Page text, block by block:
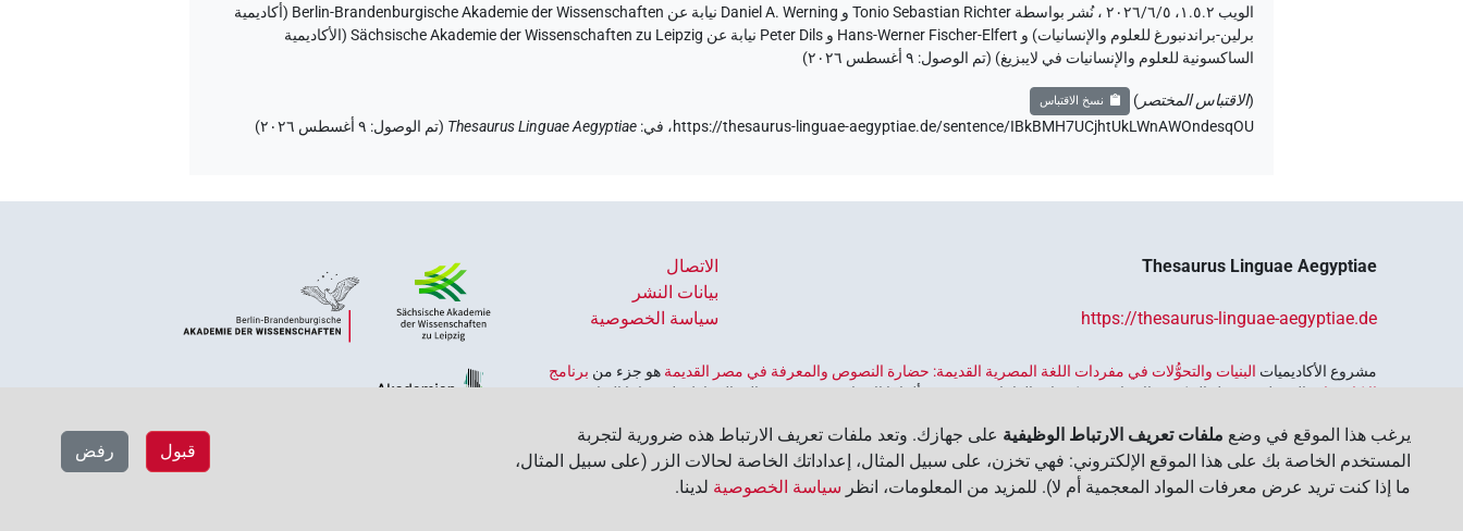
الويب ۱.٥.٢، ٢٠٢٦/٦/٥ ، نُشر بواسطة Tonio Sebastian Richter و Daniel A. Werning نيابة عن Berlin-Brandenburgische Akademie der Wissenschaften (أكاديمية
برلين-براندنبورغ للعلوم والإنسانيات) و Hans-Werner Fischer-Elfert و Peter Dils نيابة عن Sächsische Akademie der Wissenschaften zu Leipzig (الأكاديمية
الساكسونية للعلوم والإنسانيات في لايبزيغ) (تم الوصول: ٩ أغسطس ٢٠٢٦ )
(الاقتباس المختصر) نسخ الاقتباس
https://thesaurus-linguae-aegyptiae.de/sentence/IBkBMH7UCjhtUkLWnAWOndesqOU، في:
Thesaurus Linguae Aegyptiae
(تم الوصول: ٩ أغسطس ٢٠٢٦ )
Thesaurus Linguae Aegyptiae
https://thesaurus-linguae-aegyptiae.de
الاتصال
بيانات النشر
سياسة الخصوصية
مشروع الأكاديميات ‏ البنيات والتحوُّلات في مفردات اللغة المصرية القديمة: حضارة النصوص والمعرفة في مصر القديمة هو جزء من برنامج
الاكاديميات
الممول من قبل الحكومة الاتحادية وحكومات الولايات بجمهورية ألمانيا الاتحادية، وهو يهدف إلى الحفاظ على تراثنا الثقافي
يرغب هذا الموقع في وضع ملفات تعريف الارتباط الوظيفية على جهازك. وتعد ملفات تعريف الارتباط هذه ضرورية لتجربة
المستخدم الخاصة بك على هذا الموقع الإلكتروني: فهي تخزن، على سبيل المثال، إعداداتك الخاصة لحالات الزر (على سبيل المثال،
ما إذا كنت تريد عرض معرفات المواد المعجمية أم لا). للمزيد من المعلومات، انظر سياسة الخصوصية لدينا.‏
رفض قبول